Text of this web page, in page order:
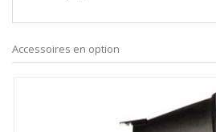
Accessoires en option